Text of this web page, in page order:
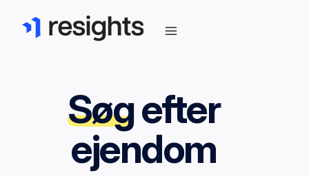
Søgefter
ejendom